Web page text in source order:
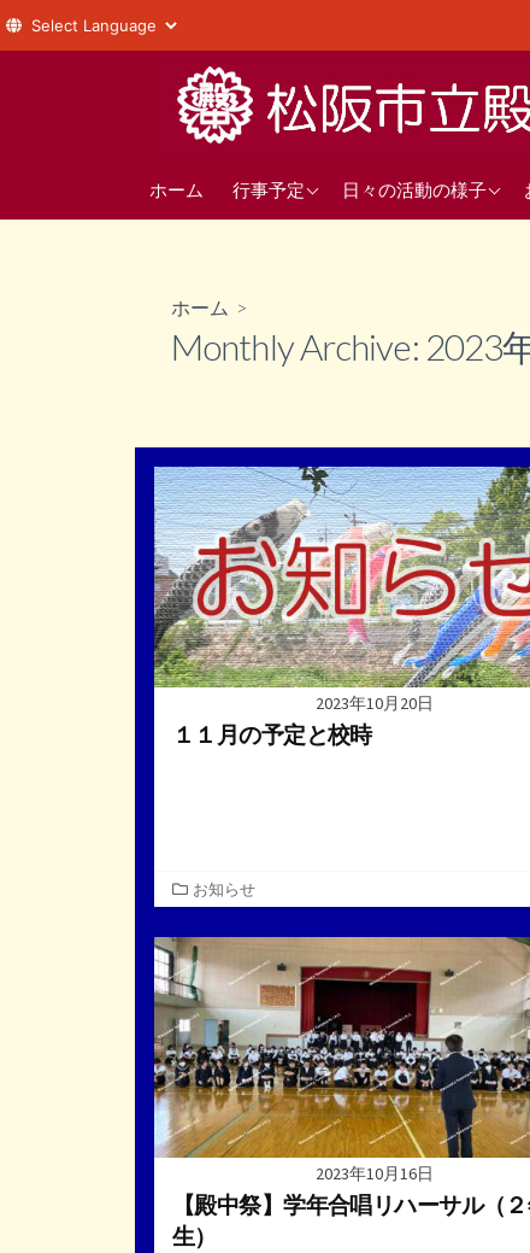
へ
ホーム 行事予定
年間の行事予定日々の活動の様子
1年
生徒会
ホーム >
Monthly Archive: 2023
2023年10月20日
１１月の予定と校時
カ
テ
ゴ
リ
ー
お知らせ
2023年10月16日
【殿中祭】学年合唱リハーサル（
生）